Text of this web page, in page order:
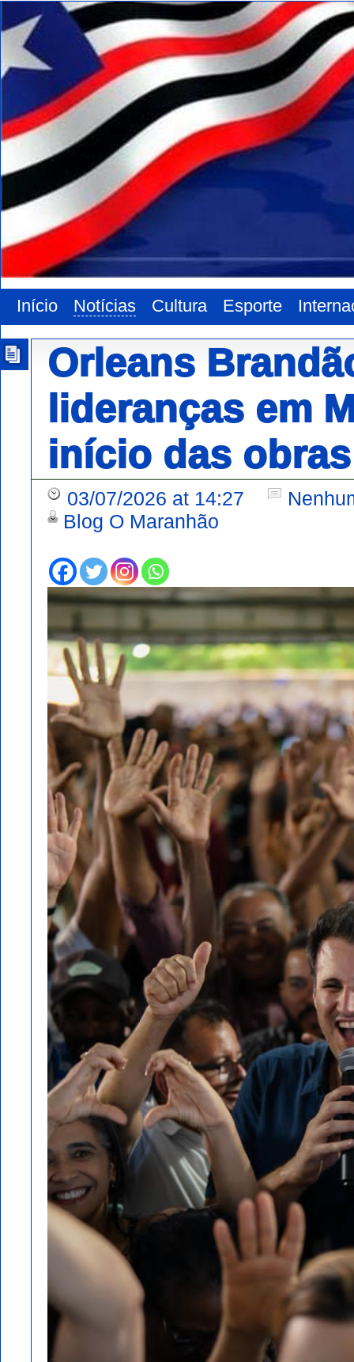
Início Notícias Cultura Esporte
Orleans
lideranças em
início das
03/07/2026 at 14:27
Blog O Maranhão